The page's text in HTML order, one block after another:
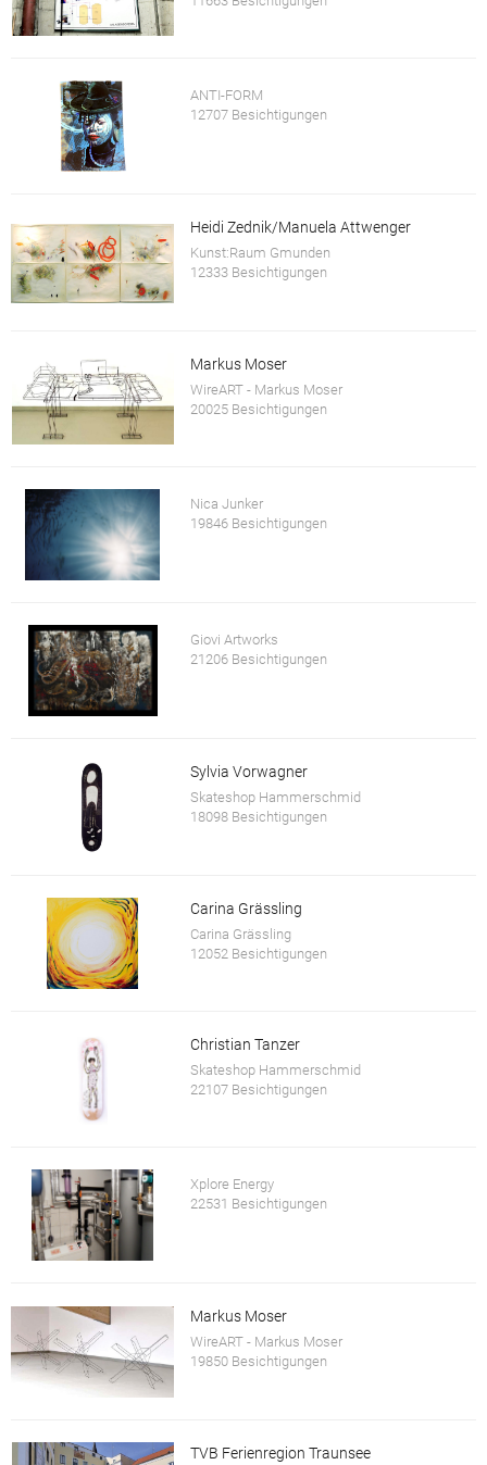
ANTI-FORM
12707 Besichtigungen
Heidi Zednik/Manuela Attwenger
Kunst:Raum Gmunden
12333 Besichtigungen
Markus Moser
WireART - Markus Moser
20025 Besichtigungen
Nica Junker
19846 Besichtigungen
Giovi Artworks
21206 Besichtigungen
Sylvia Vorwagner
Skateshop Hammerschmid
18098 Besichtigungen
Carina Grässling
Carina Grässling
12052 Besichtigungen
Christian Tanzer
Skateshop Hammerschmid
22107 Besichtigungen
Xplore Energy
22531 Besichtigungen
Markus Moser
WireART - Markus Moser
19850 Besichtigungen
TVB Ferienregion Traunsee